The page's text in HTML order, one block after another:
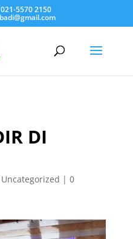
5570 2150
DI
Uncategorized | 0